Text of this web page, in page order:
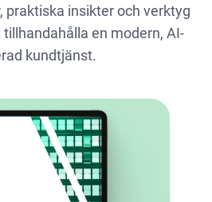
praktiska insikter och verktyg
en modern, AI-
kundtjänst.